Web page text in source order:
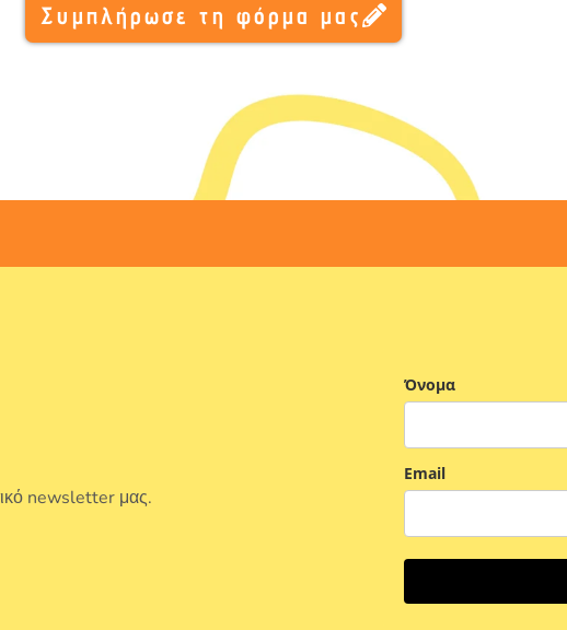
Συμπλήρωσε τη φόρμα μας
newsletter μας.
Όνομα
Email